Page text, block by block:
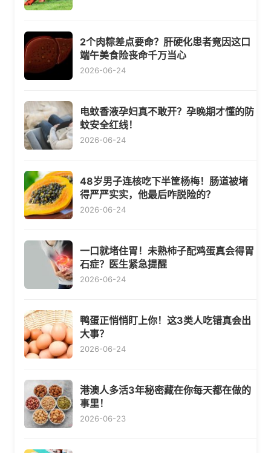
2个肉粽差点要命？肝硬化患者竟因这口
端午美食险丧命千万当心
2026-06-24
电蚊香液孕妇真不敢开？孕晚期才懂的防
蚊安全红线！
2026-06-24
48岁男子连核吃下半筐杨梅！肠道被堵
得严严实实，他最后咋脱险的？
2026-06-24
一口就堵住胃！未熟柿子配鸡蛋真会得胃
石症？医生紧急提醒
2026-06-24
鸭蛋正悄悄盯上你！这3类人吃错真会出
大事？
2026-06-24
港澳人多活3年秘密藏在你每天都在做的
事里！
2026-06-23